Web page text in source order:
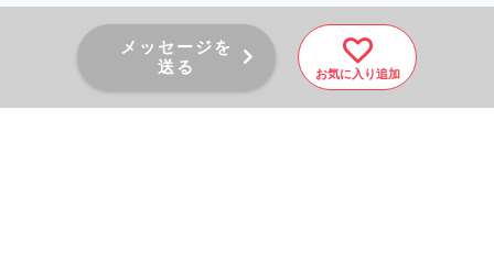
メッセージを
送る
お気に入り追加